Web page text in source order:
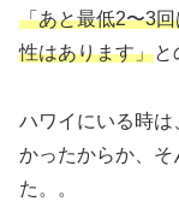
「あと最低2〜3
性はあります」と
ハワイにいる時
かったからか、そ
た。。